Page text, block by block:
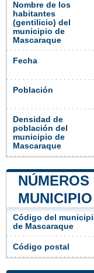
Nombre de los
habitantes
(gentilicio) del
municipio de
Mascaraque
Fecha
Población
Densidad de
población del
municipio de
Mascaraque
Código del
de Mascaraque
Código postal